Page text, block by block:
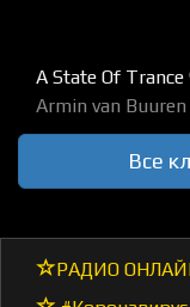
A State Of Trance
Armin van Buuren
Все
РАДИО